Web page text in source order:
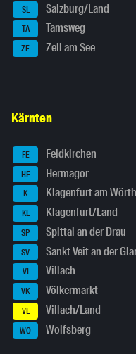
SL Salzburg/Land
TA Tamsweg
ZE Zell am See
Kärnten
FE Feldkirchen
HE Hermagor
K Klagenfurt am
KL Klagenfurt/Land
SP Spittal an der Drau
SV Sankt Veit an der
VI Villach
VK Völkermarkt
VL Villach/Land
WO Wolfsberg